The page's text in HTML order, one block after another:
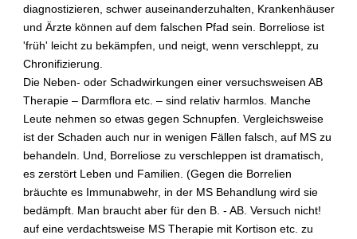
diagnostizieren, schwer auseinanderzuhalten, Krankenhäuser
und Ärzte können auf dem falschen Pfad sein. Borreliose ist
'früh' leicht zu bekämpfen, und neigt, wenn verschleppt, zu
Chronifizierung.
Die Neben- oder Schadwirkungen einer versuchsweisen AB
Therapie – Darmflora etc. – sind relativ harmlos. Manche
Leute nehmen so etwas gegen Schnupfen. Vergleichsweise
ist der Schaden auch nur in wenigen Fällen falsch, auf MS zu
behandeln. Und, Borreliose zu verschleppen ist dramatisch,
es zerstört Leben und Familien. (Gegen die Borrelien
bräuchte es Immunabwehr, in der MS Behandlung wird sie
bedämpft. Man braucht aber für den B. - AB. Versuch nicht!
auf eine verdachtsweise MS Therapie mit Kortison etc. zu
u
n
g
n
d
a
s
R
i
k
o
,